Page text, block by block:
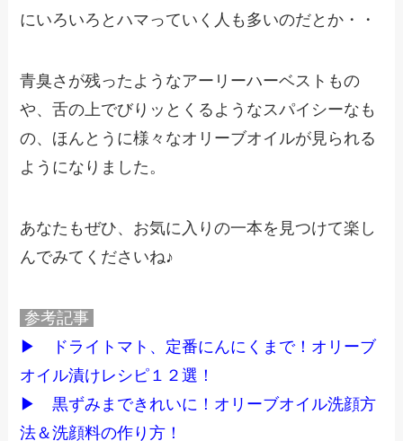
にいろいろとハマっていく人も多いのだとか・・
青臭さが残ったようなアーリーハーベストもの
や、舌の上でびりッとくるようなスパイシーなも
の、ほんとうに様々なオリーブオイルが見られる
ようになりました。
あなたもぜひ、お気に入りの一本を見つけて楽し
んでみてくださいね♪
参考記事
▶
ドライ トマト、定番にんにくまで！オリーブ
オイル漬けレシピ１２選！
▶黒ずみまできれいに！オリーブオイル洗顔方
法＆洗顔料の作り方！